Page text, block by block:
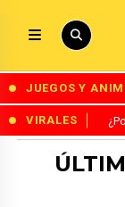
JUEGOS Y
VIRALES